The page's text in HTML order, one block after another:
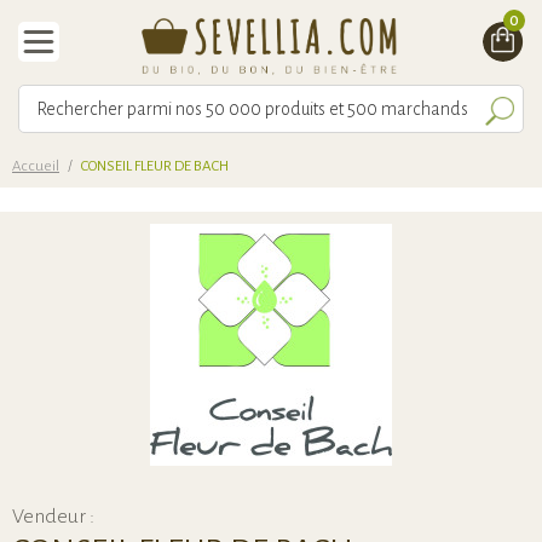
0
Accueil / CONSEIL FLEUR DE BACH
Vendeur :